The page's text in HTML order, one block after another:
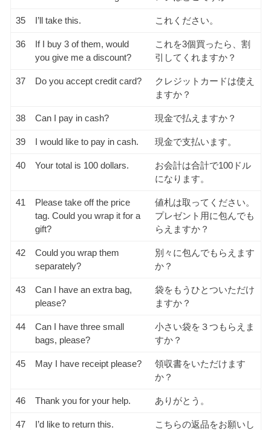
35 I’ll take this. これください。
36
If I buy 3 of them, would
you give me a discount?
これを3個買ったら、割
引してくれますか？
37 Do you accept credit card?
クレジットカードは使え
ますか？
38 Can I pay in cash? 現金で払えますか？
39 I would like to pay in cash. 現金で支払います。
40 Your total is 100 dollars.
お会計は合計で100ドル
になります。
41
Please take off the price
tag. Could you wrap it for a
gift?
値札は取ってください。
プレゼント用に包んでも
らえますか？
42
Could you wrap them
separately?
別々に包んでもらえます
か？
43
Can I have an extra bag,
please?
袋をもうひとついただけ
ますか？
44
Can I have three small
bags, please?
小さい袋を３つもらえま
すか？
45 May I have receipt please?
領収書をいただけます
か？
46 Thank you for your help. ありがとう。
47 I’d like to return this.
こちらの返品をお願いし